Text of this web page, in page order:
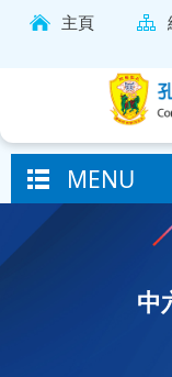
主頁
MENU
中